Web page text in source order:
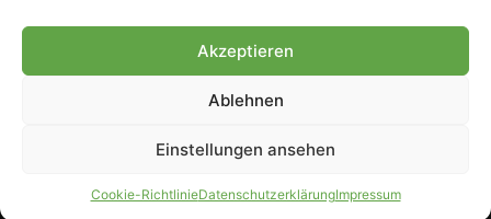
Akzeptieren
Ablehnen
Einstellungen ansehen
Cookie-RichtlinieDatenschutzerklärungImpressum
Weiterverarbeitung, auch
Genehmigung.
PARTNER WERDEN
AGB